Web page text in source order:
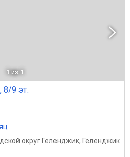
1 из 1
8/9 эт.
округ Геленджик, Геленджик